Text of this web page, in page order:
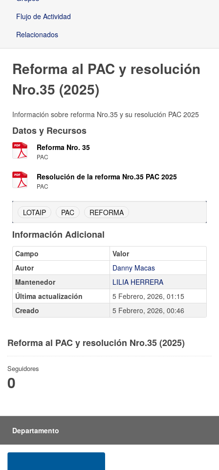
Flujo de Actividad
Relacionados
Reforma al PAC y resolución
Nro.35 (2025)
Información sobre reforma Nro.35 y su resolución PAC 2025
Datos y Recursos
Reforma Nro. 35
PAC
Resolución de la reforma Nro.35 PAC 2025
PAC
LOTAIP PAC REFORMA
Información Adicional
Campo
Valor
Autor
Danny Macas
Mantenedor
LILIA HERRERA
Última actualización
5 Febrero, 2026, 01:15
Creado
5 Febrero, 2026, 00:46
Reforma al PAC y resolución Nro.35 (2025)
Seguidores
0
Departamento